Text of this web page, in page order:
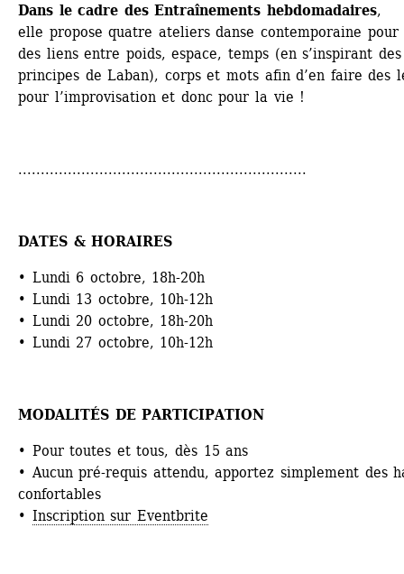
Dans le cadre des Entraînements hebdomadaires,
elle propose quatre ateliers danse contemporaine pour
des liens entre poids, espace, temps (en s’inspirant des
principes de Laban), corps et mots afin d’en faire des
pour l’improvisation et donc pour la vie !
................................................................
DATES & HORAIRES
• Lundi 6 octobre, 18h-20h
• Lundi 13 octobre, 10h-12h
• Lundi 20 octobre, 18h-20h
• Lundi 27 octobre, 10h-12h
MODALITÉS DE PARTICIPATION
• Pour toutes et tous, dès 15 ans
• Aucun pré-requis attendu, apportez simplement des
confortables
• Inscription sur Eventbrite